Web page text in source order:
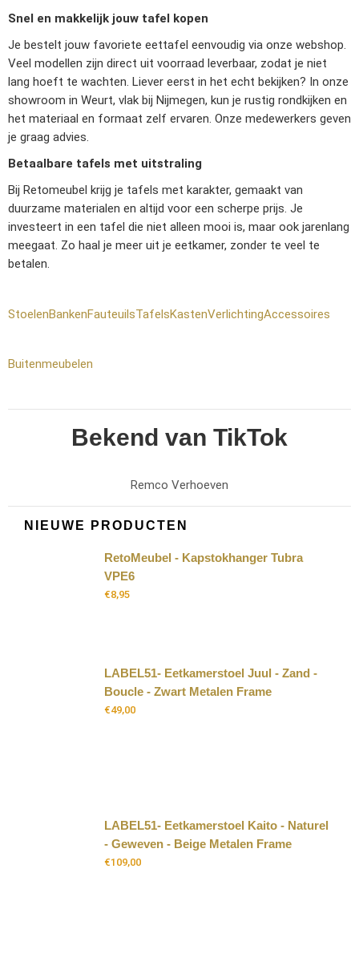
Snel en makkelijk jouw tafel kopen
Je bestelt jouw favoriete eettafel eenvoudig via onze webshop.
Veel modellen zijn direct uit voorraad leverbaar, zodat je niet
lang hoeft te wachten. Liever eerst in het echt bekijken? In onze
showroom in Weurt, vlak bij Nijmegen, kun je rustig rondkijken en
het materiaal en formaat zelf ervaren. Onze medewerkers geven
je graag advies.
Betaalbare tafels met uitstraling
Bij Retomeubel krijg je tafels met karakter, gemaakt van
duurzame materialen en altijd voor een scherpe prijs. Je
investeert in een tafel die niet alleen mooi is, maar ook jarenlang
meegaat. Zo haal je meer uit je eetkamer, zonder te veel te
betalen.
StoelenBankenFauteuilsTafelsKastenVerlichtingAccessoires
Buitenmeubelen
Bekend van TikTok
Remco Verhoeven
NIEUWE PRODUCTEN
RetoMeubel - Kapstokhanger Tubra
VPE6
€8,95
LABEL51- Eetkamerstoel Juul - Zand -
Boucle - Zwart Metalen Frame
€49,00
LABEL51- Eetkamerstoel Kaito - Naturel
- Geweven - Beige Metalen Frame
€109,00